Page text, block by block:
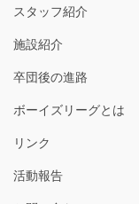
スタッフ紹介
施設紹介
卒団後の進路
ボーイズリーグとは
リンク
活動報告